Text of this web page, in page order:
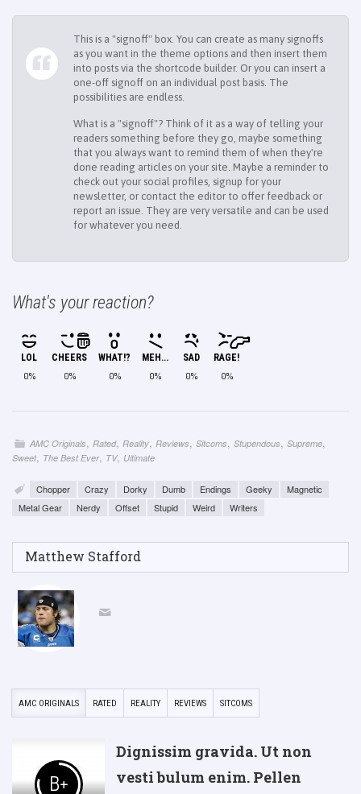
This is a "signoff" box. You can create as many signoffs
as you want in the theme options and then insert them
into posts via the shortcode builder. Or you can insert a
one-off signoff on an individual post basis. The
possibilities are endless.
What is a "signoff"? Think of it as a way of telling your
readers something before they go, maybe something
that you always want to remind them of when they're
done reading articles on your site. Maybe a reminder to
check out your social profiles, signup for your
newsletter, or contact the editor to offer feedback or
report an issue. They are very versatile and can be used
for whatever you need.
What's your reaction?
LOL
0%
CHEERS
0%
WHAT!?
0%
MEH...
0%
SAD
0%
RAGE!
0%
AMC Originals, Rated, Reality, Reviews,Sitcoms,Stupendous,Supreme,
Sweet, The Best Ever, TV, Ultimate
Chopper Crazy Dorky Dumb Endings Geeky
Magnetic
Metal Gear
Nerdy Offset Stupid Weird Writers
Matthew Stafford
AMC ORIGINALS RATED REALITY REVIEWS SITCOMS
B+
Dignissim gravida. Ut non
vesti bulum enim. Pellen